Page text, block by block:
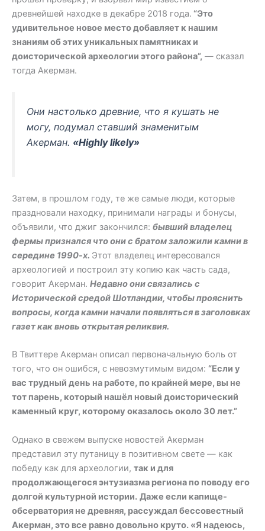
древнейшей находке в декабре 2018 года. “Это
удивительное новое место добавляет к нашим
знаниям об этих уникальных памятниках и
доисторической археологии этого района”, — сказал
тогда Акерман.
Они настолько древние, что я кушать не
могу, подумал ставший знаменитым
Акерман. «Highly likely»
Затем, в прошлом году, те же самые люди, которые
праздновали находку, принимали награды и бонусы,
объявили, что джиг закончился: бывший владелец
фермы признался что они с братом заложили камни в
середине 1990-х. Этот владелец интересовался
археологией и построил эту копию как часть сада,
говорит Акерман. Недавно они связались с
Исторической средой Шотландии, чтобы прояснить
вопросы, когда камни начали появляться в заголовках
газет как вновь открытая реликвия.
В Твиттере Акерман описал первоначальную боль от
того, что он ошибся, с невозмутимым видом: “Если у
вас трудный день на работе, по крайней мере, вы не
тот парень, который нашёл новый доисторический
каменный круг, которому оказалось около 30 лет.”
Однако в свежем выпуске новостей Акерман
представил эту путаницу в позитивном свете — как
победу как для археологии, так и для
продолжающегося энтузиазма региона по поводу его
долгой культурной истории. Даже если капище-
обсерватория не древняя, рассуждал бессовестный
Акерман, это все равно довольно круто. «Я надеюсь,